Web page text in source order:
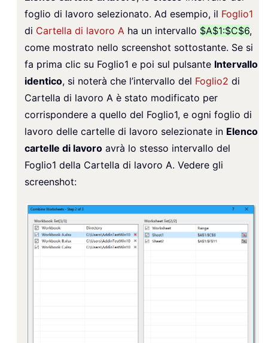
foglio di lavoro selezionato. Ad esempio, il Foglio1
di Cartella di lavoro A ha un intervallo $A$1:$C$6,
come mostrato nello screenshot sottostante. Se si
fa prima clic su Foglio1 e poi sul pulsante Intervallo
identico, si noterà che l’intervallo del Foglio2 di
Cartella di lavoro A è stato modificato per
corrispondere a quello del Foglio1, e ogni foglio di
lavoro delle cartelle di lavoro selezionate in Elenco
cartelle di lavoro avrà lo stesso intervallo del
Foglio1 della Cartella di lavoro A. Vedere gli
screenshot: